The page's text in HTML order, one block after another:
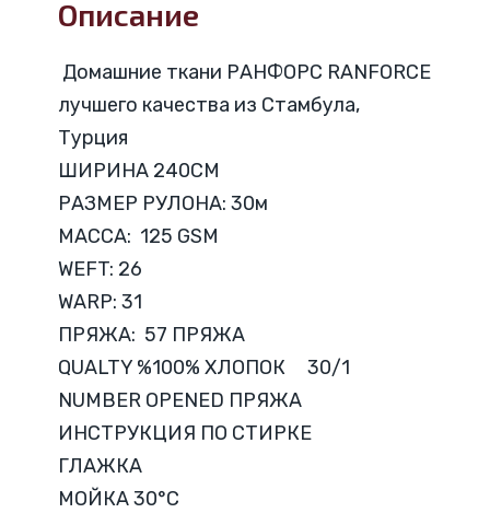
Описание
Домашние ткани РАНФОРС RANFORCE
лучшего качества из Стамбула,
Турция
ШИРИНА 240CM
РАЗМЕР РУЛОНА: 30м
МАССА: 125 GSM
WEFT: 26
WARP: 31
ПРЯЖА: 57 ПРЯЖА
QUALTY %100% ХЛОПОК 30/1
NUMBER OPENED ПРЯЖА
ИНСТРУКЦИЯ ПО СТИРКЕ
ГЛАЖКА
МОЙКА 30°C